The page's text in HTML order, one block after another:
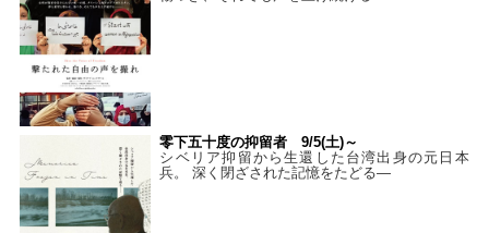
零下五十度の抑留者 9/5(土)～
シベリア抑留から生還した台湾出身の元日本
兵。 深く閉ざされた記憶をたどる—